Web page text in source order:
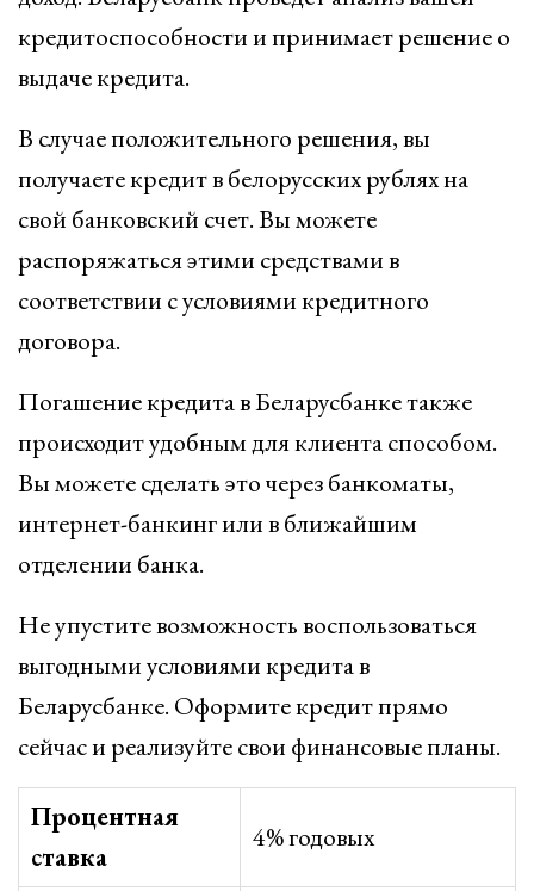
кредитоспособности и принимает решение о
выдаче кредита.
В случае положительного решения, вы
получаете кредит в белорусских рублях на
свой банковский счет. Вы можете
распоряжаться этими средствами в
соответствии с условиями кредитного
договора.
Погашение кредита в Беларусбанке также
происходит удобным для клиента способом.
Вы можете сделать это через банкоматы,
интернет-банкинг или в ближайшим
отделении банка.
Не упустите возможность воспользоваться
выгодными условиями кредита в
Беларусбанке. Оформите кредит прямо
сейчас и реализуйте свои финансовые планы.
Процентная
ставка
4% годовых